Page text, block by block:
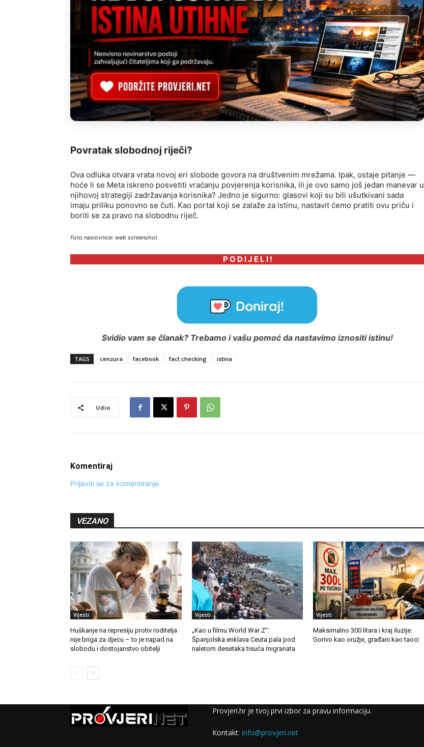
Povratak slobodnoj riječi?
Ova odluka otvara vrata novoj eri slobode govora na društvenim mrežama. Ipak, ostaje pitanje —
hoće li se Meta iskreno posvetiti vraćanju povjerenja korisnika, ili je ovo samo još jedan manevar u
njihovoj strategiji zadržavanja korisnika? Jedno je sigurno: glasovi koji su bili ušutkivani sada
imaju priliku ponovno se čuti. Kao portal koji se zalaže za istinu, nastavit ćemo pratiti ovu priču i
boriti se za pravo na slobodnu riječ.
Foto naslovnice: web screenshot
P O D I J E L I !
Svidio vam se članak? Trebamo i vašu pomoć da nastavimo iznositi istinu!
TAGS cenzura facebook fact checking istina
Udio
Komentiraj
Prijaviti se za komentiranje
VEZANO
Vijesti
Huškanje na represiju protiv roditelja
nije briga za djecu – to je napad na
slobodu i dostojanstvo obitelji
Vijesti
„Kao u filmu World War Z“:
Španjolska enklava Ceuta pala pod
naletom desetaka tisuća migranata
Vijesti
Maksimalno 300 litara i kraj iluzije:
Gorivo kao oružje, građani kao taoci
Provjeri.hr je tvoj prvi izbor za pravu informaciju.
Kontakt: info@provjeri.net